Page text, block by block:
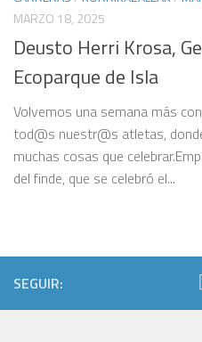
MARZO 18, 2025
Deusto Herri Krosa,
Ecoparque de Isla
Volvemos una semana más
tod@s nuestr@s atletas,
muchas cosas que
del finde, que se celebró el...
SEGUIR: